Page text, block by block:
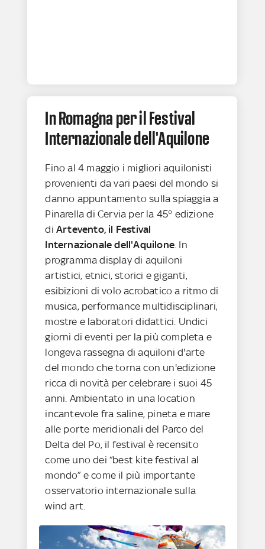
In Romagna per il Festival
Internazionale dell'Aquilone
Fino al 4 maggio i migliori aquilonisti
provenienti da vari paesi del mondo si
danno appuntamento sulla spiaggia a
Pinarella di Cervia per la 45° edizione
diArtevento, il Festival
Internazionale dell'Aquilone. In
programma display di aquiloni
artistici, etnici, storici e giganti,
esibizioni di volo acrobatico a ritmo di
musica, performance multidisciplinari,
mostre e laboratori didattici. Undici
giorni di eventi per la più completa e
longeva rassegna di aquiloni d'arte
del mondo che torna con un'edizione
ricca di novità per celebrare i suoi 45
anni. Ambientato in una location
incantevole fra saline, pineta e mare
alle porte meridionali del Parco del
Delta del Po, il festival è recensito
come uno dei “best kite festival al
mondo” e come il più importante
osservatorio internazionale sulla
wind art.